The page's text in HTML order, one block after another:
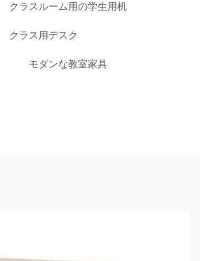
クラスルーム用の学生用机
クラス用デスク
モダンな教室家具